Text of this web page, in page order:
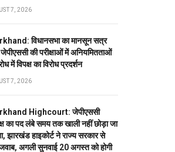
7, 2026
विधानसभा का मानसून सत्र
की परीक्षाओं में अनियमितताओं
में विपक्ष का विरोध प्रदर्शन
7, 2026
Highcourt: जेपीएससी
का पद लंबे समय तक खाली नहीं छोड़ा जा
झारखंड हाइकोर्ट ने राज्य सरकार से
जवाब, अगली सुनवाई 20 अगस्त को होगी